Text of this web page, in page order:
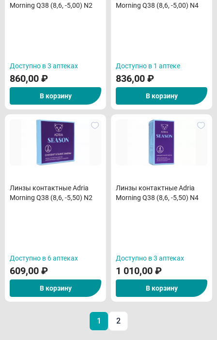
Morning Q38 (8,6, -5,00) N2
Доступно в 3 аптеках
860,00 ₽
В корзину
Morning Q38 (8,6, -5,00) N4
Доступно в 1 аптеке
836,00 ₽
В корзину
Линзы контактные Adria
Morning Q38 (8,6, -5,50) N2
Доступно в 6 аптеках
609,00 ₽
В корзину
Линзы контактные Adria
Morning Q38 (8,6, -5,50) N4
Доступно в 3 аптеках
1 010,00 ₽
В корзину
1 2